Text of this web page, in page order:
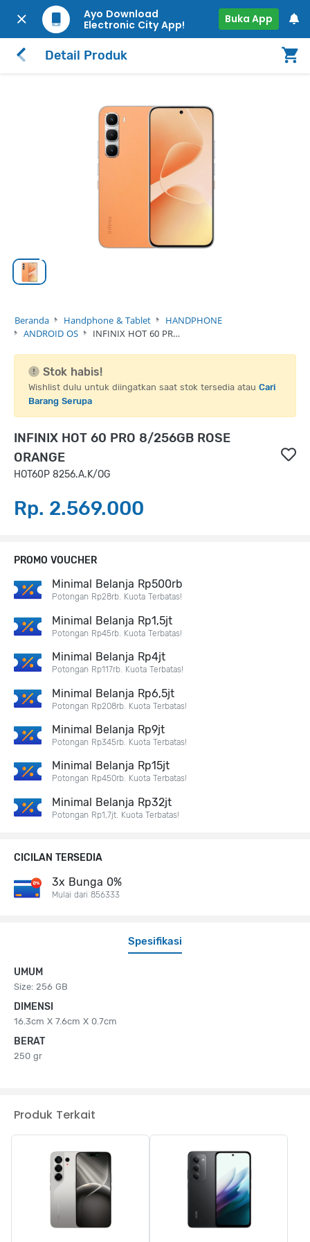
Ayo Download
Electronic City App!
Buka App
Detail Produk
Beranda Handphone & Tablet
HANDPHONE
ANDROID OS
INFINIX HOT 60 PR…
Stok habis!
Wishlist dulu untuk diingatkan saat stok tersedia atau Cari
Barang Serupa
INFINIX HOT 60 PRO 8/256GB ROSE
ORANGE
HOT60P 8256.A.K/OG
Rp. 2.569.000
Spesifikasi
UMUM
Size: 256 GB
DIMENSI
16.3cm X 7.6cm X 0.7cm
BERAT
250 gr
PROMO VOUCHER
Minimal Belanja Rp500rb
Potongan Rp28rb. Kuota Terbatas!
Minimal Belanja Rp1,5jt
Potongan Rp45rb. Kuota Terbatas!
Minimal Belanja Rp4jt
Potongan Rp117rb. Kuota Terbatas!
Minimal Belanja Rp6,5jt
Potongan Rp208rb. Kuota Terbatas!
Minimal Belanja Rp9jt
Potongan Rp345rb. Kuota Terbatas!
Minimal Belanja Rp15jt
Potongan Rp450rb. Kuota Terbatas!
Minimal Belanja Rp32jt
Potongan Rp1,7jt. Kuota Terbatas!
CICILAN TERSEDIA
3x Bunga 0%
Mulai dari 856333
Produk Terkait